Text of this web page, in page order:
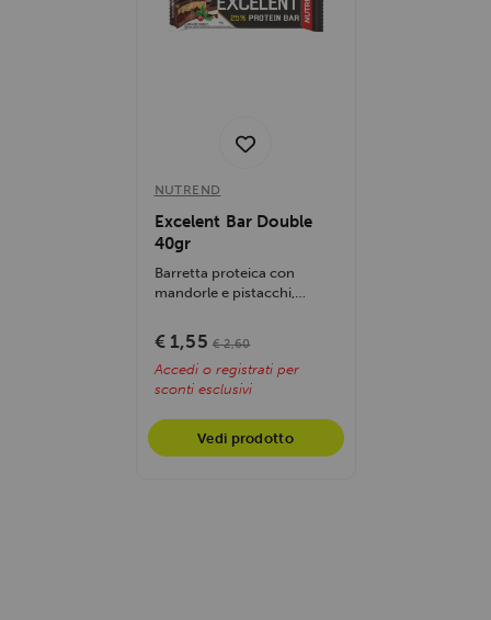
NUTREND
Excelent Bar Double
40gr
Barretta proteica con
mandorle e pistacchi,
latte, offre gusto...
€ 1,55 € 2,60
Accedi o registrati per
sconti esclusivi
Vedi prodotto